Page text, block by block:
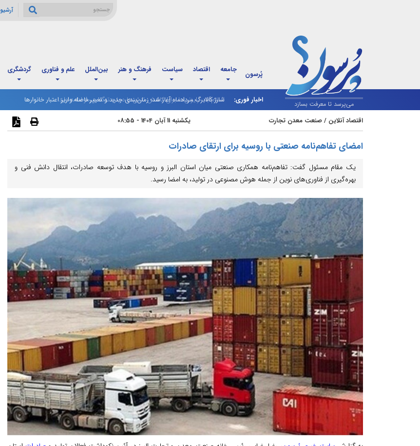
آرشیو
می‌پرسد تا معرفت بسازد
پُرسون جامعه اقتصاد سیاست فرهنگ و هنر بین‌الملل علم و فناوری گردشگری
اخبار فوری:
شارژ کالابرگ مردادماه آغاز شد؛ زمان‌بندی جدید و تغییر فاصله واریز اعتبار خانوارها
اقتصاد آنلاین /صنعت معدن تجارت یکشنبه 11 آبان 1404 - 08:55
امضای تفاهم‌نامه صنعتی با روسیه برای ارتقای صادرات
یک مقام مسئول گفت: تفاهم‌نامه همکاری صنعتی میان استان البرز و روسیه با هدف توسعه صادرات، انتقال دانش فنی و
بهره‌گیری از فناوری‌های نوین از جمله هوش مصنوعی در تولید، به امضا رسید.